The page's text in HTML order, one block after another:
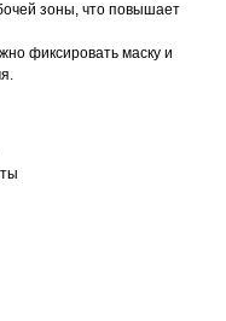
зоны, что повышает
фиксировать маску и